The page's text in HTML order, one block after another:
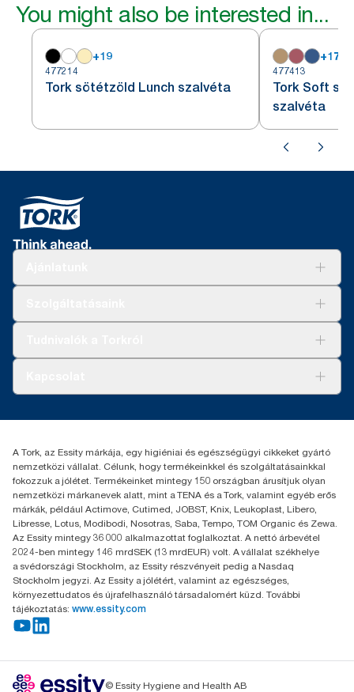
You might also be interested in...
+19
477214
Tork sötétzöld Lunch szalvéta
+17
477413
Tork Soft
szalvéta
+36 1 392 2176
H-1021 Budapest
Budakeszi út 51.
A Tork, az Essity márkája, egy higiéniai és egészségügyi cikkeket gyártó
nemzetközi vállalat. Célunk, hogy termékeinkkel és szolgáltatásainkkal
fokozzuk a jólétet. Termékeinket mintegy 150 országban árusítjuk olyan
nemzetközi márkanevek alatt, mint a TENA és a Tork, valamint egyéb erős
márkák, például Actimove, Cutimed, JOBST, Knix, Leukoplast, Libero,
Libresse, Lotus, Modibodi, Nosotras, Saba, Tempo, TOM Organic és Zewa.
Az Essity mintegy 36 000 alkalmazottat foglalkoztat. A nettó árbevétel
2024-ben mintegy 146 mrdSEK (13 mrdEUR) volt. A vállalat székhelye
a svédországi Stockholm, az Essity részvényeit pedig a Nasdaq
Stockholm jegyzi. Az Essity a jólétért, valamint az egészséges,
környezettudatos és újrafelhasználó társadalomért küzd. További
tájékoztatás: www.essity.com
© Essity Hygiene and Health AB